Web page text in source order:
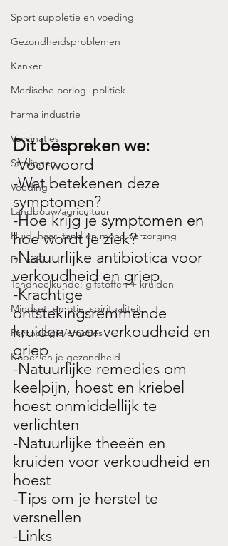
Sport suppletie en voeding
Gezondheidsproblemen
Kanker
Medische oorlog- politiek
Farma industrie
Vaccinaties
Stralingen
Voeding
Landbouw/agricultuur
Huid, haar. tand en mond verzorging
Dr. sebi
Tandheelkunde: gifstoffen + kruiden
Mindset, emotie, spiritualiteit
Psychologie/emoties
Koper en je gezondheid
Dit bespreken we:
-Voorwoord
-Wat betekenen deze
symptomen?
-Hoe krijg je symptomen en
hoe wordt je ziek?
-Natuurlijke antibiotica voor
verkoudheid en griep
-Krachtige
ontstekingsremmende
kruiden voor verkoudheid en
griep
-Natuurlijke remedies om
keelpijn, hoest en kriebel
hoest onmiddellijk te
verlichten
-Natuurlijke theeën en
kruiden voor verkoudheid en
hoest
-Tips om je herstel te
versnellen
-Links